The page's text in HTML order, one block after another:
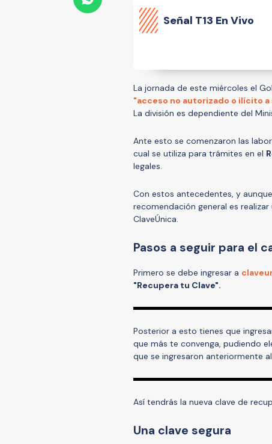
Señal T13 En Vivo
La jornada de este miércoles el
"acceso no autorizado o ilícito
La división es dependiente del
Ante esto se comenzaron las
cual se utiliza para trámites en el
legales.
Con estos antecedentes, y
recomendación general es
ClaveÚnica.
Pasos a seguir para el
Primero se debe ingresar a
"Recupera tu Clave".
Posterior a esto tienes que
que más te convenga, pudiendo
que se ingresaron anteriormente
Así tendrás la nueva clave de
Una clave segura